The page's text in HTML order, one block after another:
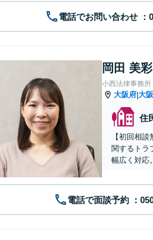
電話でお問い合わせ
岡田 美彩
小西法律事務所
大阪府|大
住
【初回相
関するトラ
幅広く対応。
電話で面談予約